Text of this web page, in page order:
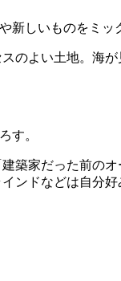
しいものをミッ
のよい土地。
す。
築家だった前の
ンドなどは自分